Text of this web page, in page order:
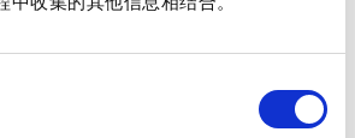
Varianten: